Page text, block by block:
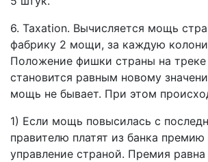
6. Taxation. Вычисляется мощь
фабрику 2 мощи, за каждую
Положение фишки страны на
становится равным новому
мощь не бывает. При этом
1) Если мощь повысилась с
правителю платят из банка премию
управление страной. Премия равна